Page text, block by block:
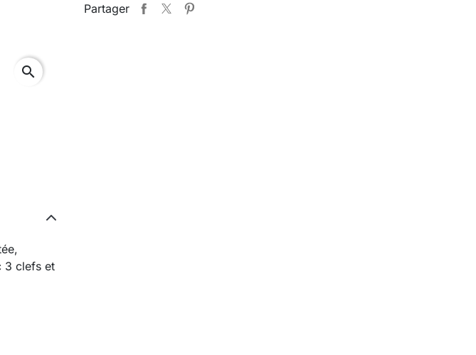
search
Partager
3 clefs et